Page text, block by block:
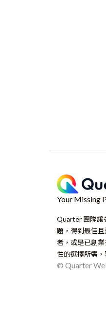
Your Missing
Quarter 團隊讓
題，得到最佳
者，或是已創
性的選擇所需，
© Quarter